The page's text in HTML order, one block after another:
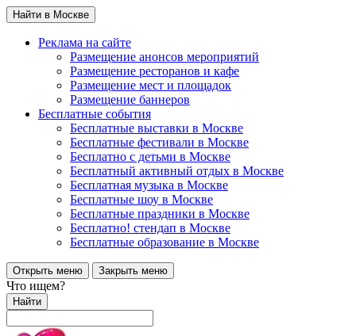
Найти в Москве
Реклама на сайте
Размещение анонсов мероприятий
Размещение ресторанов и кафе
Размещение мест и площадок
Размещение баннеров
Бесплатные события
Бесплатные выставки в Москве
Бесплатные фестивали в Москве
Бесплатно с детьми в Москве
Бесплатный активный отдых в Москве
Бесплатная музыка в Москве
Бесплатные шоу в Москве
Бесплатные праздники в Москве
Бесплатно! стендап в Москве
Бесплатные образование в Москве
Открыть меню Закрыть меню
Что ищем?
Найти